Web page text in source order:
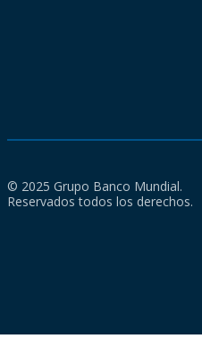
© 2025 Grupo Banco Mundial.
Reservados todos los derechos.